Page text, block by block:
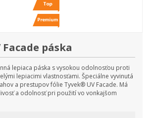
páska
lepiaca páska s vysokou odolnosťou proti
lepiacimi vlastnosťami. Špeciálne vyvinutá
a prestupov fólie Tyvek® UV Facade. Má
a odolnosť pri použití vo vonkajšom